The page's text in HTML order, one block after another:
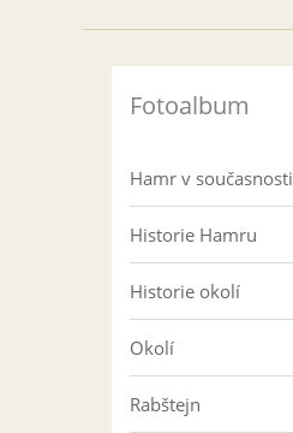
Fotoalbum
Hamr v současnosti
Historie Hamru
Historie okolí
Okolí
Rabštejn